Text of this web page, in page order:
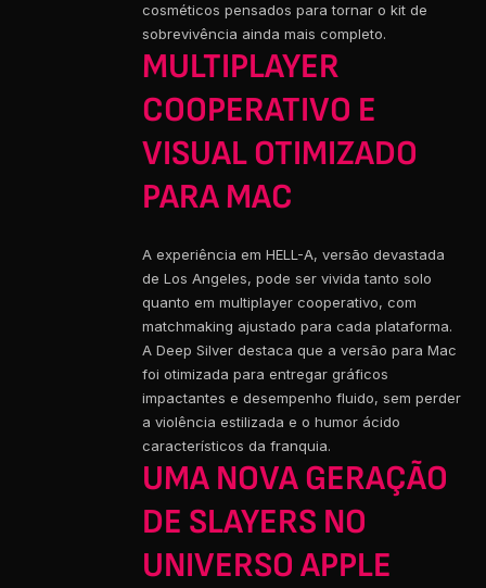
cosméticos pensados para tornar o kit de
sobrevivência ainda mais completo.
MULTIPLAYER
COOPERATIVO E
VISUAL OTIMIZADO
PARA MAC
A experiência em HELL-A, versão devastada
de Los Angeles, pode ser vivida tanto solo
quanto em multiplayer cooperativo, com
matchmaking ajustado para cada plataforma.
A Deep Silver destaca que a versão para Mac
foi otimizada para entregar gráficos
impactantes e desempenho fluido, sem perder
a violência estilizada e o humor ácido
característicos da franquia.
UMA NOVA GERAÇÃO
DE SLAYERS NO
UNIVERSO APPLE